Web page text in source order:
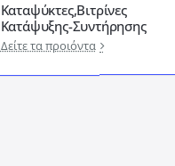
Καταψύκτες,Βιτρίνες
Κατάψυξης-Συντήρησης
Δείτε τα προιόντα